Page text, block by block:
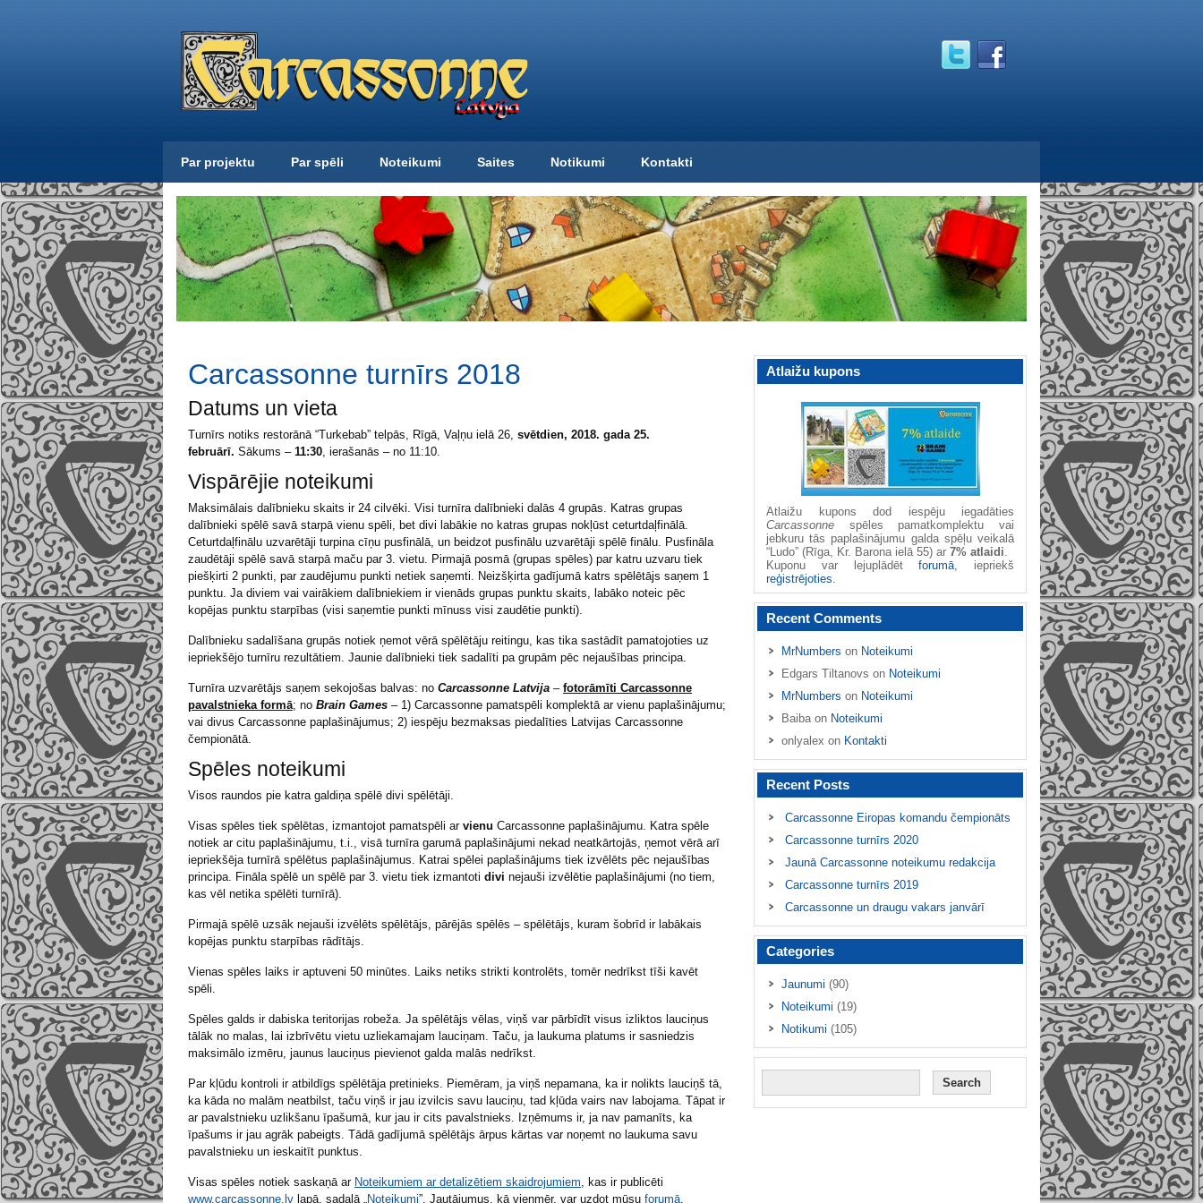
Par projektu Par spēli Noteikumi Saites Notikumi Kontakti
Carcassonne turnīrs 2018
Datums un vieta
Turnīrs notiks restorānā “Turkebab” telpās, Rīgā, Vaļņu ielā 26, svētdien, 2018. gada 25.
februārī. Sākums – 11:30, ierašanās – no 11:10.
Vispārējie noteikumi
Maksimālais dalībnieku skaits ir 24 cilvēki. Visi turnīra dalībnieki dalās 4 grupās. Katras grupas
dalībnieki spēlē savā starpā vienu spēli, bet divi labākie no katras grupas nokļūst ceturtdaļfinālā.
Ceturtdaļfinālu uzvarētāji turpina cīņu pusfinālā, un beidzot pusfinālu uzvarētāji spēlē finālu. Pusfināla
zaudētāji spēlē savā starpā maču par 3. vietu. Pirmajā posmā (grupas spēles) par katru uzvaru tiek
piešķirti 2 punkti, par zaudējumu punkti netiek saņemti. Neizšķirta gadījumā katrs spēlētājs saņem 1
punktu. Ja diviem vai vairākiem dalībniekiem ir vienāds grupas punktu skaits, labāko noteic pēc
kopējas punktu starpības (visi saņemtie punkti mīnuss visi zaudētie punkti).
Dalībnieku sadalīšana grupās notiek ņemot vērā spēlētāju reitingu, kas tika sastādīt pamatojoties uz
iepriekšējo turnīru rezultātiem. Jaunie dalībnieki tiek sadalīti pa grupām pēc nejaušības principa.
Turnīra uzvarētājs saņem sekojošas balvas: no Carcassonne Latvija – fotorāmīti Carcassonne
pavalstnieka formā; no Brain Games – 1) Carcassonne pamatspēli komplektā ar vienu paplašinājumu;
vai divus Carcassonne paplašinājumus; 2) iespēju bezmaksas piedalīties Latvijas Carcassonne
čempionātā.
Spēles noteikumi
Visos raundos pie katra galdiņa spēlē divi spēlētāji.
Visas spēles tiek spēlētas, izmantojot pamatspēli ar vienu Carcassonne paplašinājumu. Katra spēle
notiek ar citu paplašinājumu, t.i., visā turnīra garumā paplašinājumi nekad neatkārtojās, ņemot vērā arī
iepriekšēja turnīrā spēlētus paplašinājumus. Katrai spēlei paplašinājums tiek izvēlēts pēc nejaušības
principa. Fināla spēlē un spēlē par 3. vietu tiek izmantoti divi nejauši izvēlētie paplašinājumi (no tiem,
kas vēl netika spēlēti turnīrā).
Pirmajā spēlē uzsāk nejauši izvēlēts spēlētājs, pārējās spēlēs – spēlētājs, kuram šobrīd ir labākais
kopējas punktu starpības rādītājs.
Vienas spēles laiks ir aptuveni 50 minūtes. Laiks netiks strikti kontrolēts, tomēr nedrīkst tīši kavēt
spēli.
Spēles galds ir dabiska teritorijas robeža. Ja spēlētājs vēlas, viņš var pārbīdīt visus izliktos lauciņus
tālāk no malas, lai izbrīvētu vietu uzliekamajam lauciņam. Taču, ja laukuma platums ir sasniedzis
maksimālo izmēru, jaunus lauciņus pievienot galda malās nedrīkst.
Par kļūdu kontroli ir atbildīgs spēlētāja pretinieks. Piemēram, ja viņš nepamana, ka ir nolikts lauciņš tā,
ka kāda no malām neatbilst, taču viņš ir jau izvilcis savu lauciņu, tad kļūda vairs nav labojama. Tāpat ir
ar pavalstnieku uzlikšanu īpašumā, kur jau ir cits pavalstnieks. Izņēmums ir, ja nav pamanīts, ka
īpašums ir jau agrāk pabeigts. Tādā gadījumā spēlētājs ārpus kārtas var noņemt no laukuma savu
pavalstnieku un ieskaitīt punktus.
Visas spēles notiek saskaņā ar Noteikumiem ar detalizētiem skaidrojumiem, kas ir publicēti
www.carcassonne.lv lapā, sadaļā „Noteikumi”. Jautājumus, kā vienmēr, var uzdot mūsu forumā.
Atlaižu kupons
Atlaižu kupons dod iespēju iegadāties
Carcassonne spēles pamatkomplektu vai
jebkuru tās paplašinājumu galda spēļu veikalā
“Ludo” (Rīga, Kr. Barona ielā 55) ar 7% atlaidi.
Kuponu var lejuplādētforumā, iepriekš
reģistrējoties.
Recent Comments
MrNumbers on Noteikumi
Edgars Tiltanovs on Noteikumi
MrNumbers on Noteikumi
Baibaon Noteikumi
onlyalex on Kontakti
Recent Posts
Carcassonne Eiropas komandu čempionāts
Carcassonne turnīrs 2020
Jaunā Carcassonne noteikumu redakcija
Carcassonne turnīrs 2019
Carcassonne un draugu vakars janvārī
Categories
Jaunumi (90)
Noteikumi (19)
Notikumi (105)